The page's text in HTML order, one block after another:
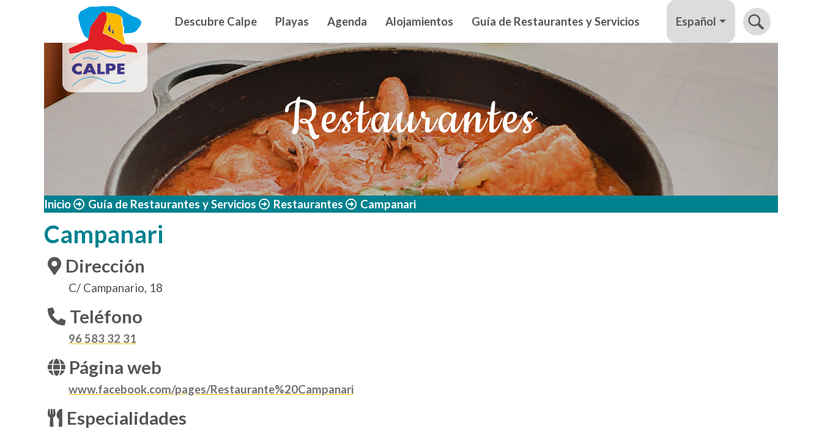
Pasar al contenido principal Navegación principal
Descubre Calpe Playas Agenda Alojamientos Guía de Restaurantes y Servicios Español
Restaurantes
Inicio Guía de Restaurantes y Servicios Restaurantes Campanari
Campanari
Dirección
C/ Campanario, 18
Teléfono
96 583 32 31
Página web
www.facebook.com/pages/Restaurante%20Campanari
Especialidades